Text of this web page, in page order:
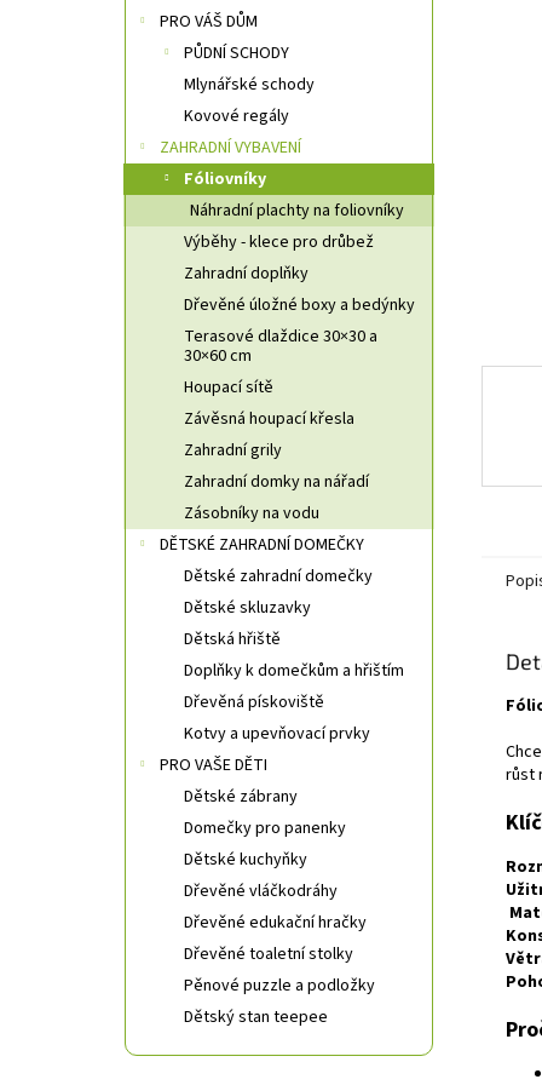
PRO VÁŠ DŮM
PŮDNÍ SCHODY
Mlynářské schody
Kovové regály
ZAHRADNÍ VYBAVENÍ
Fóliovníky
Náhradní plachty na foliovníky
Výběhy - klece pro drůbež
Zahradní doplňky
Dřevěné úložné boxy a bedýnky
Terasové dlaždice 30×30 a
30×60 cm
Houpací sítě
Závěsná houpací křesla
Zahradní grily
Zahradní domky na nářadí
Zásobníky na vodu
DĚTSKÉ ZAHRADNÍ DOMEČKY
Dětské zahradní domečky
Dětské skluzavky
Dětská hřiště
Doplňky k domečkům a hřištím
Dřevěná pískoviště
Kotvy a upevňovací prvky
PRO VAŠE DĚTI
Dětské zábrany
Domečky pro panenky
Dětské kuchyňky
Dřevěné vláčkodráhy
Dřevěné edukační hračky
Dřevěné toaletní stolky
Pěnové puzzle a podložky
Dětský stan teepee
růst